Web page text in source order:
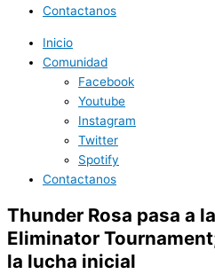
Contactanos
Inicio
Comunidad
Facebook
Youtube
Instagram
Twitter
Spotify
Contactanos
Thunder Rosa pasa a
Eliminator
la lucha inicial